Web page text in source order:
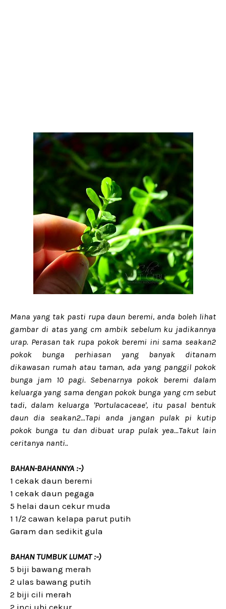
Mana yang tak pasti rupa daun beremi, anda boleh lihat
gambar di atas yang cm ambik sebelum ku jadikannya
urap. Perasan tak rupa pokok beremi ini sama seakan2
pokok bunga perhiasan yang banyak ditanam
dikawasan rumah atau taman, ada yang panggil pokok
bunga jam 10 pagi. Sebenarnya pokok beremi dalam
keluarga yang sama dengan pokok bunga yang cm sebut
tadi, dalam keluarga 'Portulacaceae', itu pasal bentuk
daun dia seakan2...Tapi anda jangan pulak pi kutip
pokok bunga tu dan dibuat urap pulak yea...Takut lain
ceritanya nanti..
BAHAN-BAHANNYA :-)
1 cekak daun beremi
1 cekak daun pegaga
5 helai daun cekur muda
1 1/2 cawan kelapa parut putih
Garam dan sedikit gula
BAHAN TUMBUK LUMAT :-)
5 biji bawang merah
2 ulas bawang putih
2 biji cili merah
2 inci ubi cekur